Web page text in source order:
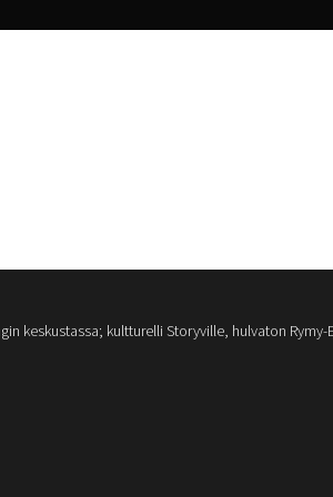
keskustassa; kultturelli Storyville, hulvaton Rymy-